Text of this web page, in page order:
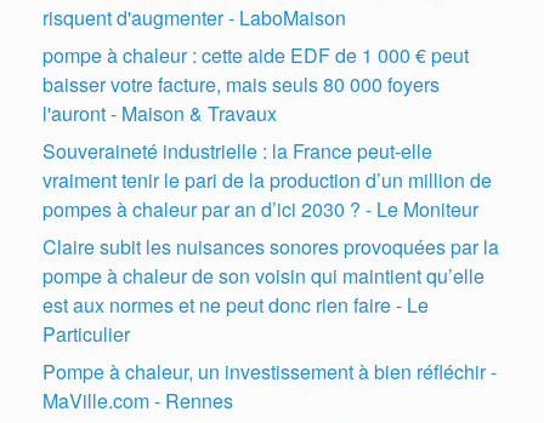
risquent d'augmenter - LaboMaison
pompe à chaleur : cette aide EDF de 1 000 € peut
baisser votre facture, mais seuls 80 000 foyers
l'auront - Maison & Travaux
Souveraineté industrielle : la France peut-elle
vraiment tenir le pari de la production d’un million de
pompes à chaleur par an d’ici 2030 ? - Le Moniteur
Claire subit les nuisances sonores provoquées par la
pompe à chaleur de son voisin qui maintient qu’elle
est aux normes et ne peut donc rien faire - Le
Particulier
Pompe à chaleur, un investissement à bien réfléchir -
MaVille.com - Rennes